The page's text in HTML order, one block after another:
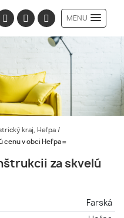
MENU
kraj, Heľpa /
cenu v obci Heľpa=
za skvelú
Farská